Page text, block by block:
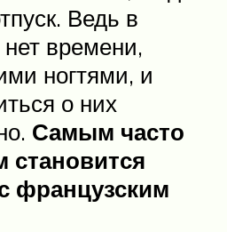
Ведь в
времени,
ногтями, и
о них
Самым часто
французским